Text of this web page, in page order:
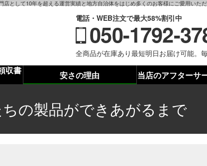
として10年を超える運営実績と地方自治体をはじめ多くのお客様にご愛用いただ
電話・WEB注文で最大58%割引中
050-1792-
全商品が在庫あり最短明日お届け可能。
収書
安さの理由 当店のアフターサ
の製品ができあがるまで